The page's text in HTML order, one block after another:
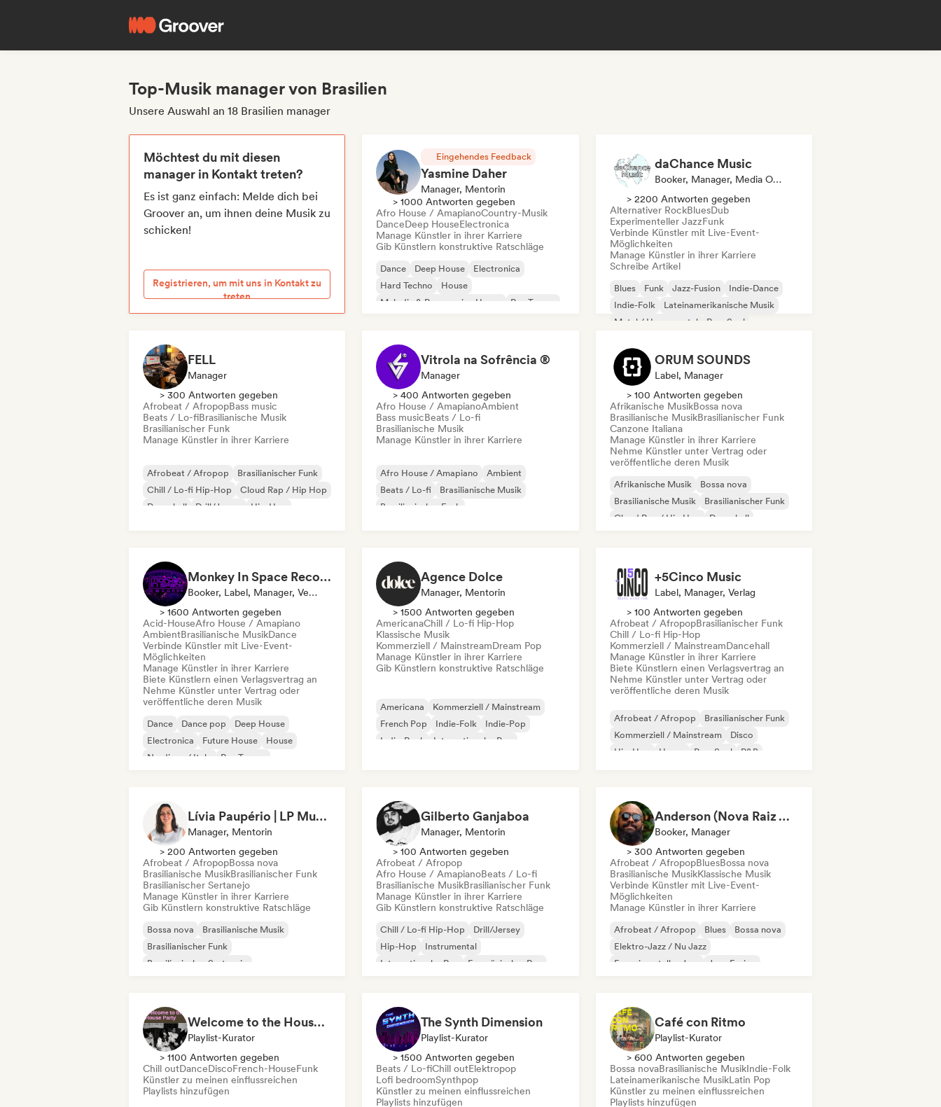
Top-Musik manager von Brasilien
Unsere Auswahl an 18 Brasilien manager
Möchtest du mit diesen
manager in Kontakt treten?
Es ist ganz einfach: Melde dich bei
Groover an, um ihnen deine Musik zu
schicken!
Registrieren, um mit uns in Kontakt zu
treten
Eingehendes Feedback
Yasmine Daher
Manager, Mentorin
> 1000 Antworten gegeben
Afro House / AmapianoCountry-Musik
DanceDeep HouseElectronica
Manage Künstler in ihrer Karriere
Gib Künstlern konstruktive Ratschläge
Dance Deep House
Electronica
Hard Techno
House
Melodic & Progressive House
Psy-Trance
daChance Music
Booker, Manager, Media Outlet/Journalist
> 2200 Antworten gegeben
Alternativer RockBluesDub
Experimenteller JazzFunk
Verbinde Künstler mit Live-Event-
Möglichkeiten
Manage Künstler in ihrer Karriere
Schreibe Artikel
Blues Funk Jazz-Fusion
Indie-Dance
Indie-Folk
Lateinamerikanische Musik
Metal / Heavy metal
Pop-Soul
FELL
Manager
> 300 Antworten gegeben
Afrobeat / AfropopBass music
Beats / Lo-fiBrasilianische Musik
Brasilianischer Funk
Manage Künstler in ihrer Karriere
Afrobeat / Afropop
Brasilianischer Funk
Chill / Lo-fi Hip-Hop
Cloud Rap / Hip Hop
Dancehall
Drill/Jersey
Hip-Hop
Vitrola na Sofrência ®
Manager
> 400 Antworten gegeben
Afro House / AmapianoAmbient
Bass musicBeats / Lo-fi
Brasilianische Musik
Manage Künstler in ihrer Karriere
Afro House / Amapiano
Ambient
Beats / Lo-fi
Brasilianische Musik
Brasilianischer Funk
ORUM SOUNDS
Label, Manager
> 100 Antworten gegeben
Afrikanische MusikBossa nova
Brasilianische MusikBrasilianischer Funk
Canzone Italiana
Manage Künstler in ihrer Karriere
Nehme Künstler unter Vertrag oder
veröffentliche deren Musik
Afrikanische Musik
Bossa nova
Brasilianische Musik
Brasilianischer Funk
Cloud Rap / Hip Hop
Dancehall
Monkey In Space Records
Booker, Label, Manager, Verlag
> 1600 Antworten gegeben
Acid-HouseAfro House / Amapiano
AmbientBrasilianische MusikDance
Verbinde Künstler mit Live-Event-
Möglichkeiten
Manage Künstler in ihrer Karriere
Biete Künstlern einen Verlagsvertrag an
Nehme Künstler unter Vertrag oder
veröffentliche deren Musik
Dance Dance pop
Deep House
Electronica
Future House
House
Nu-disco / Italo
Psy-Trance
Agence Dolce
Manager, Mentorin
> 1500 Antworten gegeben
AmericanaChill / Lo-fi Hip-Hop
Klassische Musik
Kommerziell / MainstreamDream Pop
Manage Künstler in ihrer Karriere
Gib Künstlern konstruktive Ratschläge
Americana
Kommerziell / Mainstream
French Pop
Indie-Folk
Indie-Pop
Indie-Rock
Internationaler Pop
+5Cinco Music
Label, Manager, Verlag
> 100 Antworten gegeben
Afrobeat / AfropopBrasilianischer Funk
Chill / Lo-fi Hip-Hop
Kommerziell / MainstreamDancehall
Manage Künstler in ihrer Karriere
Biete Künstlern einen Verlagsvertrag an
Nehme Künstler unter Vertrag oder
veröffentliche deren Musik
Afrobeat / Afropop
Brasilianischer Funk
Kommerziell / Mainstream
Disco
Hip-Hop
House Pop-Soul R&B
Lívia Paupério | LP Music
Manager, Mentorin
> 200 Antworten gegeben
Afrobeat / AfropopBossa nova
Brasilianische MusikBrasilianischer Funk
Brasilianischer Sertanejo
Manage Künstler in ihrer Karriere
Gib Künstlern konstruktive Ratschläge
Bossa nova
Brasilianische Musik
Brasilianischer Funk
Brasilianischer Sertanejo
Gilberto Ganjaboa
Manager, Mentorin
> 100 Antworten gegeben
Afrobeat / Afropop
Afro House / AmapianoBeats / Lo-fi
Brasilianische MusikBrasilianischer Funk
Manage Künstler in ihrer Karriere
Gib Künstlern konstruktive Ratschläge
Chill / Lo-fi Hip-Hop
Drill/Jersey
Hip-Hop
Instrumental
Internationaler Rap
Französischer Rap
Anderson (Nova Raiz Agência)
Booker, Manager
> 300 Antworten gegeben
Afrobeat / AfropopBluesBossa nova
Brasilianische MusikKlassische Musik
Verbinde Künstler mit Live-Event-
Möglichkeiten
Manage Künstler in ihrer Karriere
Afrobeat / Afropop Blues
Bossa nova
Elektro-Jazz / Nu Jazz
Experimenteller Jazz
Jazz-Fusion
Welcome to the House Party
Playlist-Kurator
> 1100 Antworten gegeben
Chill outDanceDiscoFrench-HouseFunk
Künstler zu meinen einflussreichen
Playlists hinzufügen
The Synth Dimension
Playlist-Kurator
> 1500 Antworten gegeben
Beats / Lo-fiChill outElektropop
Lofi bedroomSynthpop
Künstler zu meinen einflussreichen
Playlists hinzufügen
Café con Ritmo
Playlist-Kurator
> 600 Antworten gegeben
Bossa novaBrasilianische MusikIndie-Folk
Lateinamerikanische MusikLatin Pop
Künstler zu meinen einflussreichen
Playlists hinzufügen